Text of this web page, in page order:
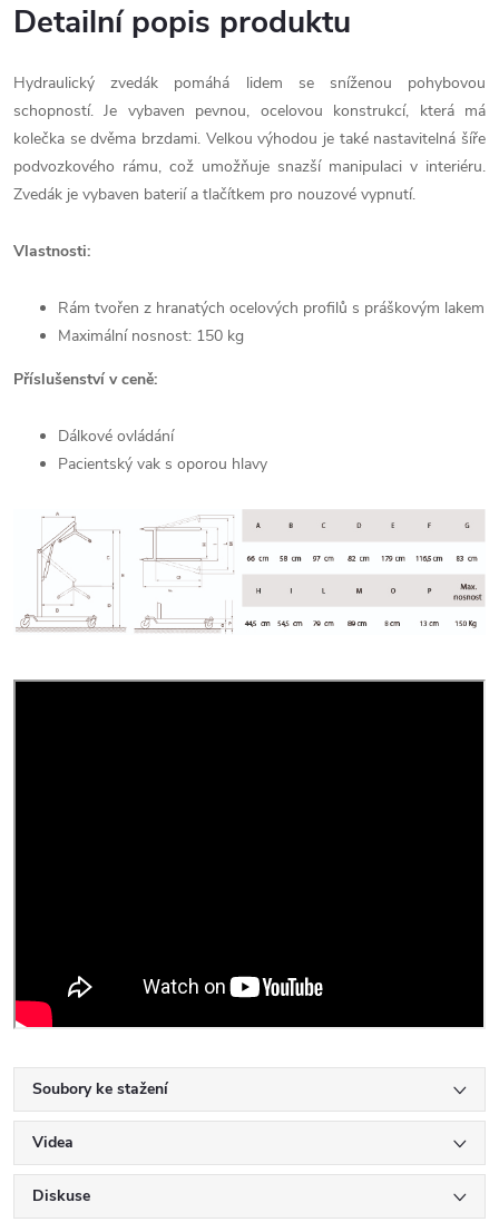
Detailní popis produktu
Hydraulický zvedák pomáhá lidem se sníženou pohybovou
schopností. Je vybaven pevnou, ocelovou konstrukcí, která má
kolečka se dvěma brzdami. Velkou výhodou je také nastavitelná šíře
podvozkového rámu, což umožňuje snazší manipulaci v interiéru.
Zvedák je vybaven baterií a tlačítkem pro nouzové vypnutí.
Vlastnosti:
Rám tvořen z hranatých ocelových profilů s práškovým lakem
Maximální nosnost: 150 kg
Příslušenství v ceně:
Dálkové ovládání
Pacientský vak s oporou hlavy
Soubory ke stažení
Videa
Diskuse